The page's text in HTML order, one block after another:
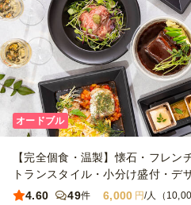
オードブル
【完全個食・温製】懐石・フレン
トランスタイル・小分け盛付・デ
4.60
49件 6,000 円/人（